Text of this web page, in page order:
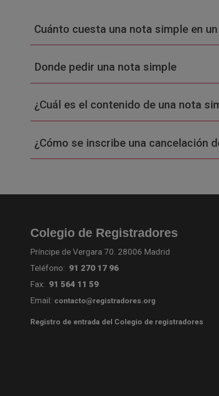
Cuánto cuesta una nota simple en
Donde pedir una nota simple
¿Cuál es el contenido de una nota
¿Cómo se inscribe una cancelación
Colegio de Registradores
Príncipe de Vergara 70. 28006 Madrid
Teléfono: 91 270 17 96
Fax: 91 564 11 59
Email: contacto@registradores.org
Registro de entrada del Colegio de registradores